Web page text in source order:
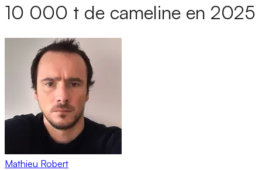
10 000 t de cameline en 2025
Mathieu Robert